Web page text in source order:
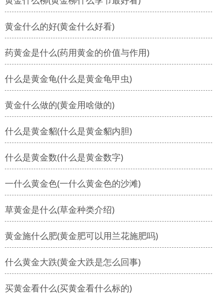
黄金什么的好(黄金什么好看)
药黄金是什么(药用黄金的价值与作用)
什么是黄金龟(什么是黄金龟甲虫)
黄金什么做的(黄金用啥做的)
什么是黄金貂(什么是黄金貂内胆)
什么是黄金数(什么是黄金数字)
一什么黄金色(一什么黄金色的沙滩)
草黄金是什么(草金种类介绍)
黄金施什么肥(黄金肥可以用兰花施肥吗)
什么黄金大跌(黄金大跌是怎么回事)
买黄金看什么(买黄金看什么标的)